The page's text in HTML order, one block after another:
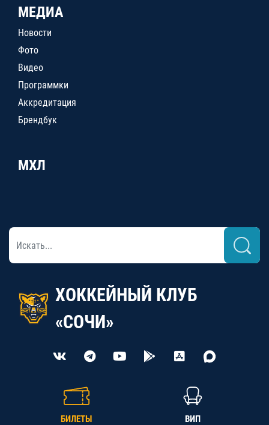
МЕДИА
Новости
Фото
Видео
Программки
Аккредитация
Брендбук
МХЛ
ХОККЕЙНЫЙ КЛУБ
«СОЧИ»
БИЛЕТЫ ВИП